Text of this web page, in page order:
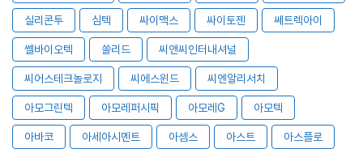
실리콘투 심텍 싸이맥스 싸이토젠 쎄트렉아이
쎌바이오텍 쏠리드 씨앤씨인터내셔널
씨어스테크놀로지 씨에스윈드 씨엔알리서치
아모그린텍 아모레퍼시픽 아모레G 아모텍
아바코 아세아시멘트 아셈스 아스트 아스플로